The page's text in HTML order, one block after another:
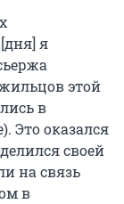
я
этой
в
Это оказался
своей
на связь
в